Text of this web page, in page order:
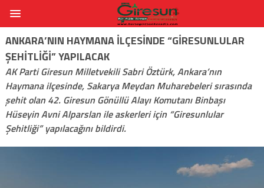
ANKARA’NIN HAYMANA ILÇESINDE “GIRESUNLULAR
ŞEHITLIĞI” YAPILACAK
AK Parti Giresun Milletvekili Sabri Öztürk, Ankara’nın
Haymana ilçesinde, Sakarya Meydan Muharebeleri sırasında
şehit olan 42. Giresun Gönüllü Alayı Komutanı Binbaşı
Hüseyin Avni Alparslan ile askerleri için “Giresunlular
Şehitliği” yapılacağını bildirdi.